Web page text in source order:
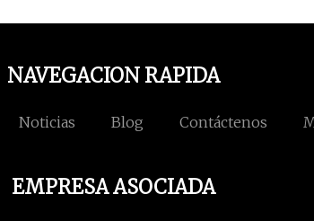
NAVEGACION RAPIDA
Noticias Blog Contáctenos
EMPRESA ASOCIADA